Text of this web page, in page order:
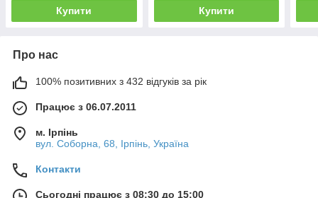
Купити Купити
Про нас
100% позитивних з 432 відгуків за рік
Працює з 06.07.2011
м. Ірпінь
вул. Соборна, 68, Ірпінь, Україна
Контакти
Сьогодні працює з 08:30 до 15:00